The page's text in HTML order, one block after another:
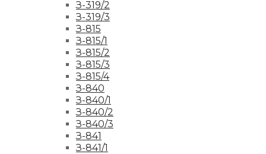
З-319/2
З-319/3
З-815
З-815/1
З-815/2
З-815/3
З-815/4
З-840
З-840/1
З-840/2
З-840/3
З-841
З-841/1